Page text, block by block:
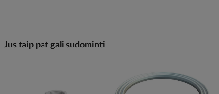
Jus taip pat gali sudominti